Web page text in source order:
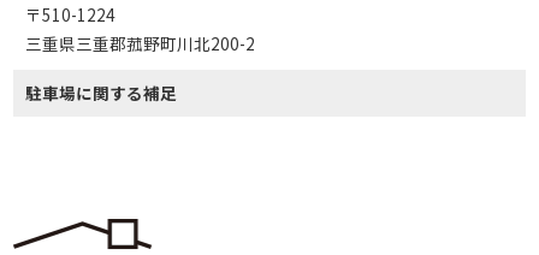
〒510-1224
三重県三重郡菰野町川北200-2
駐車場に関する補足